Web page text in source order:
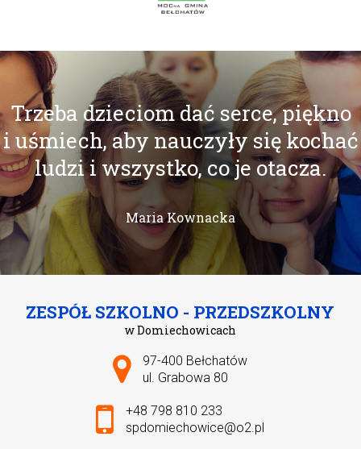
Trzeba dzieciom dać serce, piękno
i uśmiech, aby nauczyły się kochać
ludzi i wszystko, co je otacza.
Maria Kownacka
ZESPÓŁ SZKOLNO - PRZEDSZKOLNY
w Domiechowicach
Adres pocztowy:
97-400 Bełchatów
ul. Grabowa 80
+48 798 810 233
spdomiechowice@o2.pl